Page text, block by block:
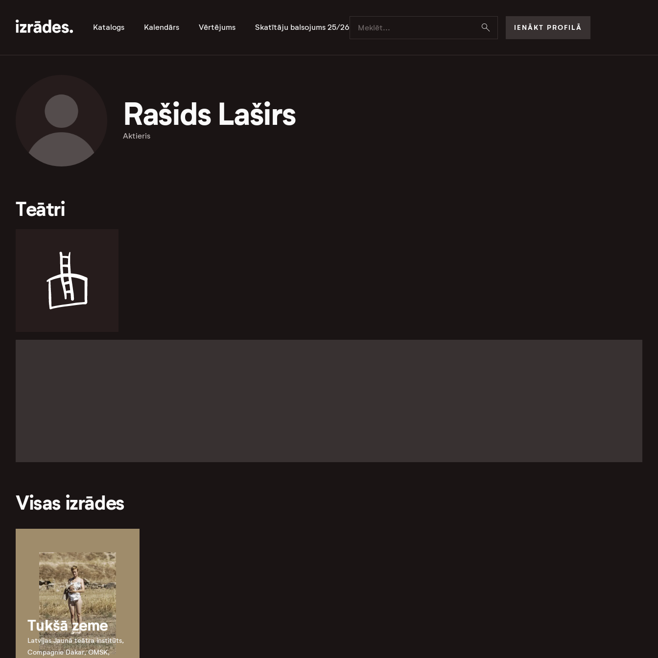
Katalogs Kalendārs Vērtējums Skatītāju balsojums 25/26 IENĀKT PROFILĀ
Rašids Laširs
Aktieris
Teātri
Visas izrādes
Tukšā zeme
Latvijas Jaunā teātra institūts,
Compagnie Dakar, OMSK,